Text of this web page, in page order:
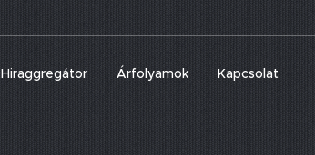
Hiraggregátor Árfolyamok Kapcsolat